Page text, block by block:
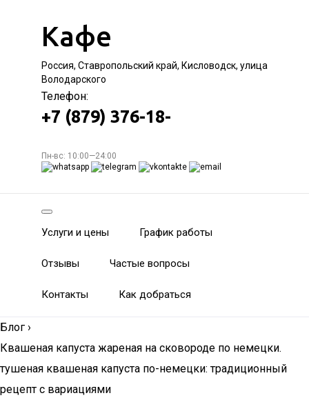
Кафе
Россия, Ставропольский край, Кисловодск, улица
Володарского
Телефон:
+7 (879) 376-18-
Пн-вс: 10:00—24:00
Услуги и цены График работы
Отзывы Частые вопросы
Контакты Как добраться
Блог ›
Квашеная капуста жареная на сковороде по немецки.
тушеная квашеная капуста по-немецки: традиционный
рецепт с вариациями